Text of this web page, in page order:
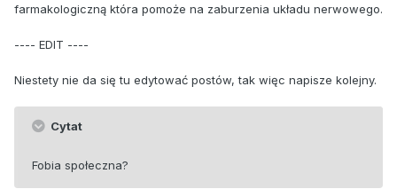
farmakologiczną która pomoże na zaburzenia układu nerwowego.
---- EDIT ----
Niestety nie da się tu edytować postów, tak więc napisze kolejny.
Cytat
Fobia społeczna?